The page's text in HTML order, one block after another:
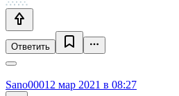
Ответить
Sano00012 мар 2021 в 08:27